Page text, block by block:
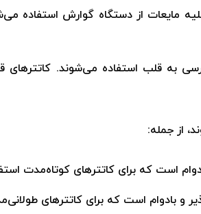
مایعات از دستگاه گوارش استفاده
به قلب استفاده می‌شوند.
از جمله:
است که برای کاتترهای کوتاه‌مدت
و بادوام است که برای کاتترهای